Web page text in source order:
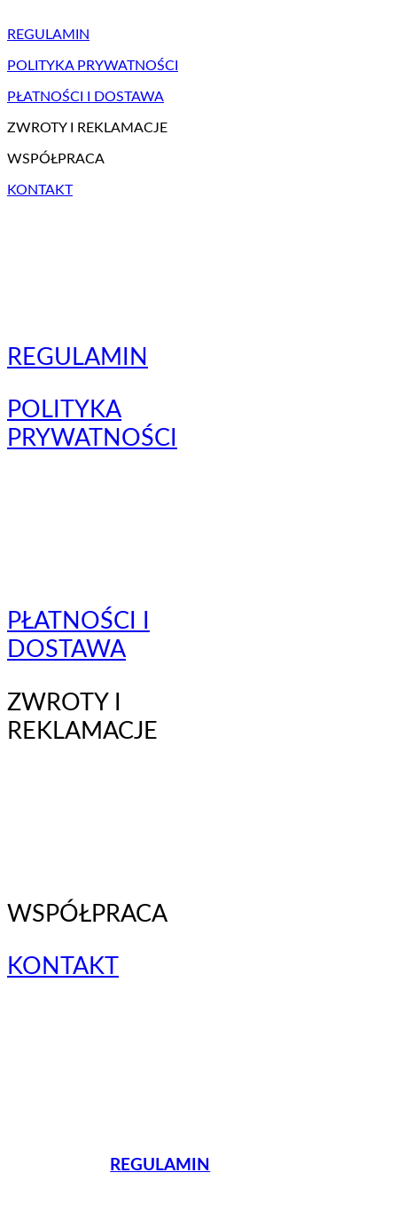
REGULAMIN
POLITYKA PRYWATNOŚCI
PŁATNOŚCI I DOSTAWA
ZWROTY I REKLAMACJE
WSPÓŁPRACA
KONTAKT
REGULAMIN
POLITYKA
PRYWATNOŚCI
PŁATNOŚCI I
DOSTAWA
ZWROTY I
REKLAMACJE
WSPÓŁPRACA
KONTAKT
REGULAMIN